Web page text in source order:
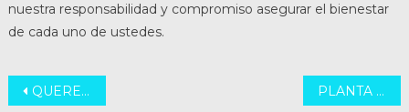
nuestra responsabilidad y compromiso asegurar el bienestar
de cada uno de ustedes.
Navegación
QUEREMOS RUTAS DIGNAS PLANTA POTABILIZADORA GÁLVEZ